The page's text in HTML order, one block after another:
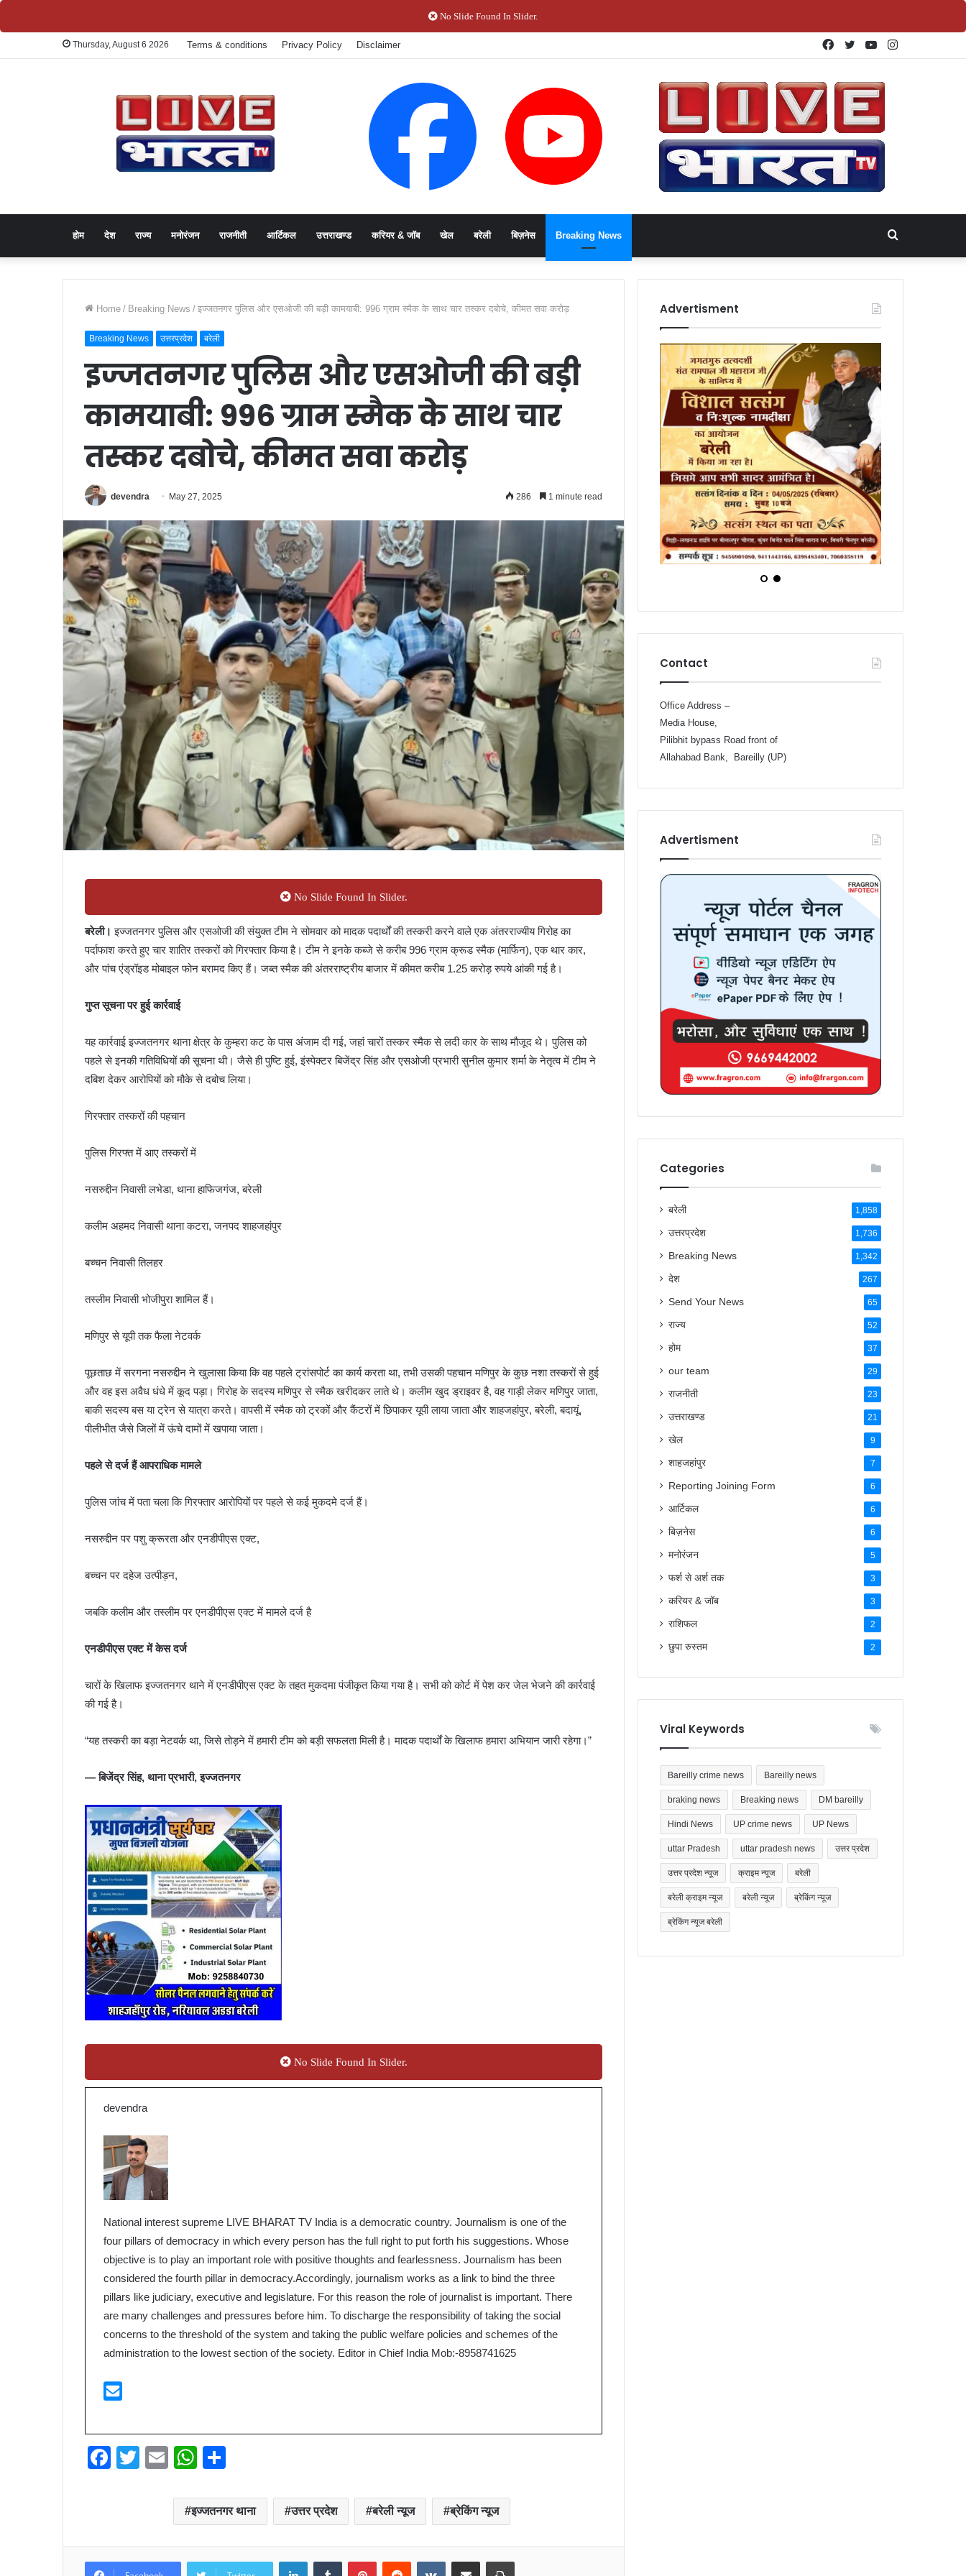
No Slide Found In Slider.
Thursday, August 6 2026 Terms & conditions Privacy Policy Disclaimer Instagram
YouTube
Twitter
Facebook
होम देश राज्य मनोरंजन राजनीती आर्टिकल उत्तराखण्ड करियर & जॉब खेल बरेली बिज़नेस Breaking News
for
Home / Breaking News / इज्जतनगर पुलिस और एसओजी की बड़ी कामयाबी: 996 ग्राम स्मैक के साथ चार तस्कर दबोचे, कीमत सवा करोड़
Breaking News उत्तरप्रदेश बरेली
इज्जतनगर पुलिस और एसओजी की बड़ी
कामयाबी: 996 ग्राम स्मैक के साथ चार
तस्कर दबोचे, कीमत सवा करोड़
devendra May 27, 2025 286 1 minute read
No Slide Found In Slider.
बरेली। इज्जतनगर पुलिस और एसओजी की संयुक्त टीम ने सोमवार को मादक पदार्थों की तस्करी करने वाले एक अंतरराज्यीय गिरोह का
पर्दाफाश करते हुए चार शातिर तस्करों को गिरफ्तार किया है। टीम ने इनके कब्जे से करीब 996 ग्राम क्रूड स्मैक (मार्फिन), एक थार कार,
और पांच एंड्रॉइड मोबाइल फोन बरामद किए हैं। जब्त स्मैक की अंतरराष्ट्रीय बाजार में कीमत करीब 1.25 करोड़ रुपये आंकी गई है।
गुप्त सूचना पर हुई कार्रवाई
यह कार्रवाई इज्जतनगर थाना क्षेत्र के कुम्हरा कट के पास अंजाम दी गई, जहां चारों तस्कर स्मैक से लदी कार के साथ मौजूद थे। पुलिस को
पहले से इनकी गतिविधियों की सूचना थी। जैसे ही पुष्टि हुई, इंस्पेक्टर बिजेंद्र सिंह और एसओजी प्रभारी सुनील कुमार शर्मा के नेतृत्व में टीम ने
दबिश देकर आरोपियों को मौके से दबोच लिया।
गिरफ्तार तस्करों की पहचान
पुलिस गिरफ्त में आए तस्करों में
नसरुद्दीन निवासी लभेडा, थाना हाफिजगंज, बरेली
कलीम अहमद निवासी थाना कटरा, जनपद शाहजहांपुर
बच्चन निवासी तिलहर
तस्लीम निवासी भोजीपुरा शामिल हैं।
मणिपुर से यूपी तक फैला नेटवर्क
पूछताछ में सरगना नसरुद्दीन ने खुलासा किया कि वह पहले ट्रांसपोर्ट का कार्य करता था, तभी उसकी पहचान मणिपुर के कुछ नशा तस्करों से हुई
और वह इस अवैध धंधे में कूद पड़ा। गिरोह के सदस्य मणिपुर से स्मैक खरीदकर लाते थे। कलीम खुद ड्राइवर है, वह गाड़ी लेकर मणिपुर जाता,
बाकी सदस्य बस या ट्रेन से यात्रा करते। वापसी में स्मैक को ट्रकों और कैंटरों में छिपाकर यूपी लाया जाता और शाहजहांपुर, बरेली, बदायूं,
पीलीभीत जैसे जिलों में ऊंचे दामों में खपाया जाता।
पहले से दर्ज हैं आपराधिक मामले
पुलिस जांच में पता चला कि गिरफ्तार आरोपियों पर पहले से कई मुकदमे दर्ज हैं।
नसरुद्दीन पर पशु क्रूरता और एनडीपीएस एक्ट,
बच्चन पर दहेज उत्पीड़न,
जबकि कलीम और तस्लीम पर एनडीपीएस एक्ट में मामले दर्ज है
एनडीपीएस एक्ट में केस दर्ज
चारों के खिलाफ इज्जतनगर थाने में एनडीपीएस एक्ट के तहत मुकदमा पंजीकृत किया गया है। सभी को कोर्ट में पेश कर जेल भेजने की कार्रवाई
की गई है।
“यह तस्करी का बड़ा नेटवर्क था, जिसे तोड़ने में हमारी टीम को बड़ी सफलता मिली है। मादक पदार्थों के खिलाफ हमारा अभियान जारी रहेगा।”
— बिजेंद्र सिंह, थाना प्रभारी, इज्जतनगर
No Slide Found In Slider.
devendra
National interest supreme LIVE BHARAT TV India is a democratic country. Journalism is one of the
four pillars of democracy in which every person has the full right to put forth his suggestions. Whose
objective is to play an important role with positive thoughts and fearlessness. Journalism has been
considered the fourth pillar in democracy.Accordingly, journalism works as a link to bind the three
pillars like judiciary, executive and legislature. For this reason the role of journalist is important. There
are many challenges and pressures before him. To discharge the responsibility of taking the social
concerns to the threshold of the system and taking the public welfare policies and schemes of the
administration to the lowest section of the society. Editor in Chief India Mob:-8958741625
F
b
T
E
ail
W
at
s
A
ar
e
इज्जतनगर थाना उत्तर प्रदेश बरेली न्यूज ब्रेकिंग न्यूज
LinkedInTumblr PinterestReddit VKontakteShare via Email Print
Advertisment
Contact
Office Address –
Media House,
Pilibhit bypass Road front of
Allahabad Bank, Bareilly (UP)
Advertisment
Categories
बरेली 1,858
उत्तरप्रदेश 1,736
Breaking News 1,342
देश 267
Send Your News 65
राज्य 52
होम 37
our team 29
राजनीती 23
उत्तराखण्ड 21
खेल 9
शाहजहांपुर 7
Reporting Joining Form 6
आर्टिकल 6
बिज़नेस 6
मनोरंजन 5
फर्श से अर्श तक 3
करियर & जॉब 3
राशिफल 2
छुपा रुस्तम 2
Viral Keywords
Bareilly crime news Bareilly news
braking news Breaking news DM bareilly
Hindi News UP crime news UP News
uttar Pradesh uttar pradesh news उत्तर प्रदेश
उत्तर प्रदेश न्यूज क्राइम न्यूज बरेली
बरेली क्राइम न्यूज बरेली न्यूज ब्रेकिंग न्यूज
ब्रेकिंग न्यूज बरेली